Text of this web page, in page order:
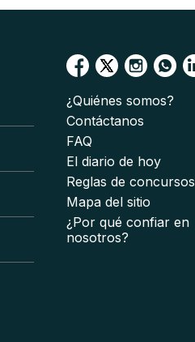
¿Quiénes somos?
Contáctanos
FAQ
El diario de hoy
Reglas de concursos
Mapa del sitio
¿Por qué confiar en
nosotros?